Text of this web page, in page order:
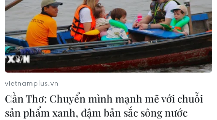
vietnamplus.vn
Cần Thơ: Chuyển mình mạnh mẽ với chuỗi
sản phẩm xanh, đậm bản sắc sông nước